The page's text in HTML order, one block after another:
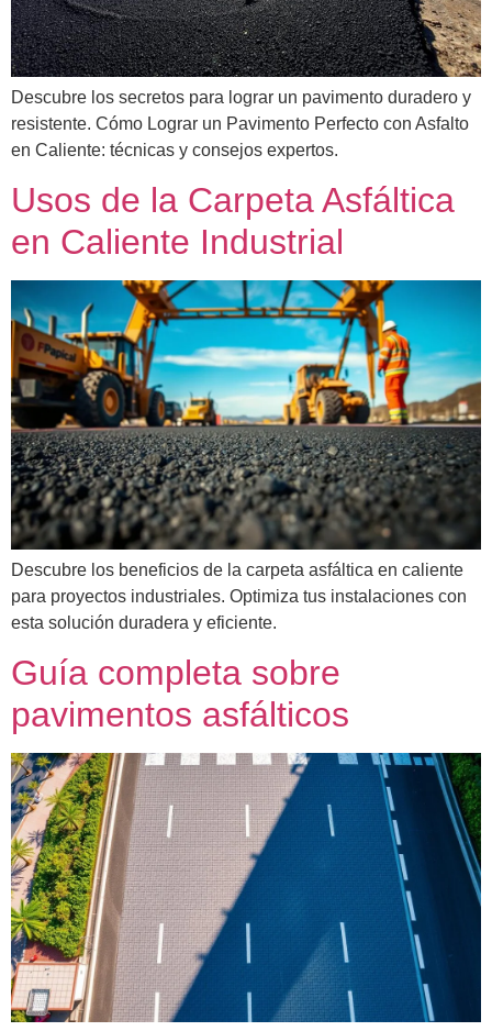
Descubre los secretos para lograr un pavimento duradero y
resistente. Cómo Lograr un Pavimento Perfecto con Asfalto
en Caliente: técnicas y consejos expertos.
Usos de la Carpeta Asfáltica
en Caliente Industrial
Descubre los beneficios de la carpeta asfáltica en caliente
para proyectos industriales. Optimiza tus instalaciones con
esta solución duradera y eficiente.
Guía completa sobre
pavimentos asfálticos